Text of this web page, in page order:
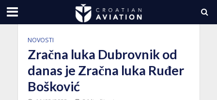
NOVOSTI
Zračna luka Dubrovnik od
danas je Zračna luka Ruđer
Bošković